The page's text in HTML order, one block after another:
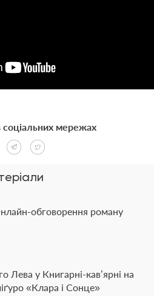
обговорення роману
Лева у Книгарні-кав’ярні на
«Клара і Сонце»
соціальних мережах